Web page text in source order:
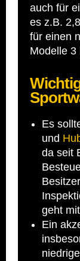
auch für
es z.B.
für einen
Modelle 3
Es
und
da seit
geht
Ein